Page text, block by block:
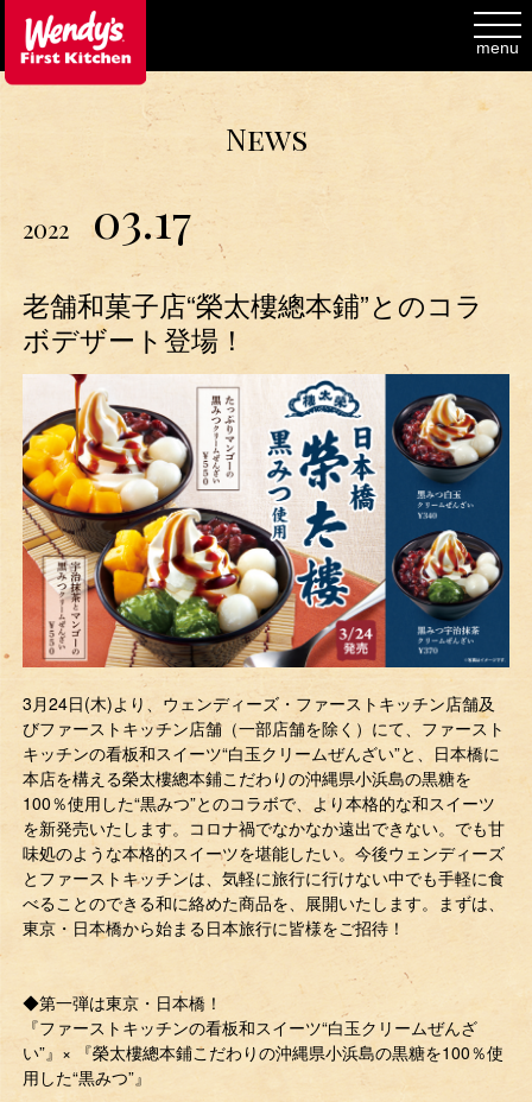
menu
News
2022 03.17
老舗和菓子店“榮太樓總本鋪”とのコラ
ボデザート登場！
3月24日(木)より、ウェンディーズ・ファーストキッチン店舗及
びファーストキッチン店舗（一部店舗を除く）にて、ファースト
キッチンの看板和スイーツ“白玉クリームぜんざい”と、日本橋に
本店を構える榮太樓總本鋪こだわりの沖縄県小浜島の黒糖を
100％使用した“黒みつ”とのコラボで、より本格的な和スイーツ
を新発売いたします。コロナ禍でなかなか遠出できない。でも甘
味処のような本格的スイーツを堪能したい。今後ウェンディーズ
とファーストキッチンは、気軽に旅行に行けない中でも手軽に食
べることのできる和に絡めた商品を、展開いたします。まずは、
東京・日本橋から始まる日本旅行に皆様をご招待！
◆第一弾は東京・日本橋！
『ファーストキッチンの看板和スイーツ“白玉クリームぜんざ
い”』× 『榮太樓總本鋪こだわりの沖縄県小浜島の黒糖を100％使
用した“黒みつ”』